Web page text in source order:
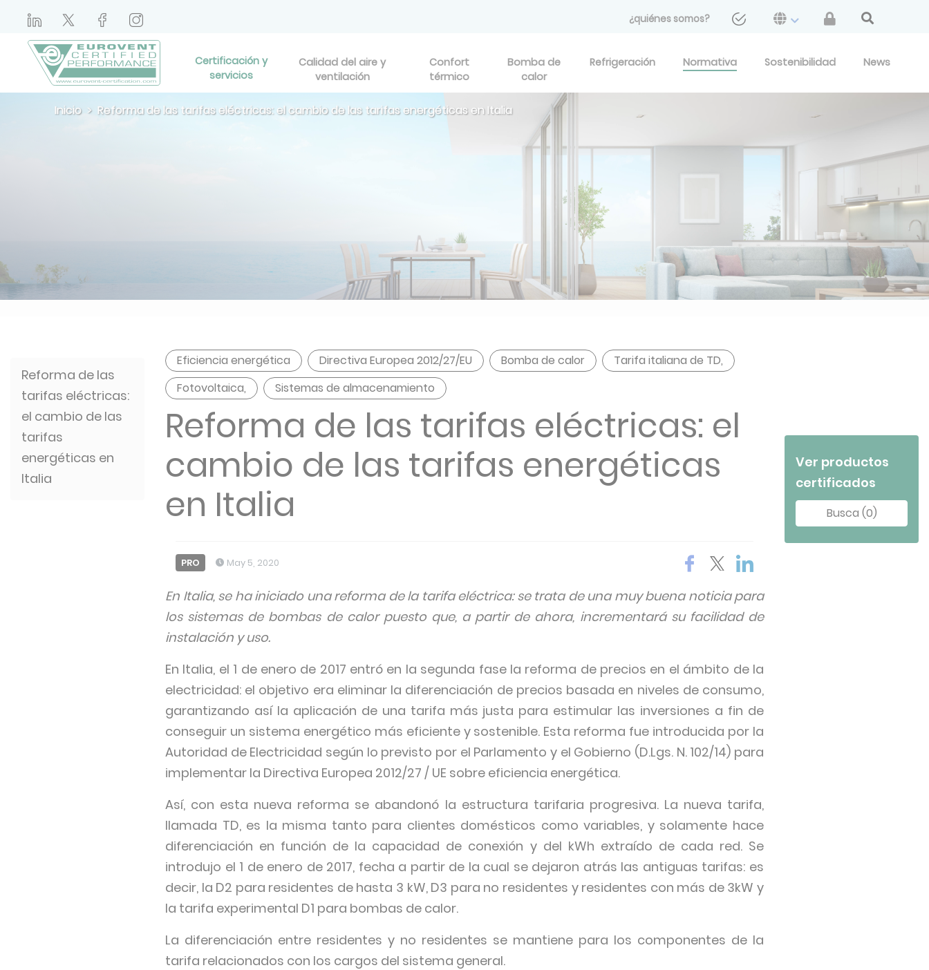
¿quiénes somos?
Certificación y
servicios
Calidad del aire y
ventilación
Confort
térmico
Bomba de
calor
Refrigeración Normativa Sostenibilidad News
Inicio Reforma de las tarifas eléctricas: el cambio de las tarifas energéticas en Italia
Reforma de las
tarifas eléctricas:
el cambio de las
tarifas
energéticas en
Italia
Eficiencia energética Directiva Europea 2012/27/EU Bomba de calor
Tarifa italiana de TD,
Fotovoltaica,
Sistemas de almacenamiento
Reforma de las tarifas eléctricas: el
cambio de las tarifas energéticas
en Italia
PRO May 5, 2020
En Italia, se ha iniciado una reforma de la tarifa eléctrica: se trata de una muy buena noticia para
los sistemas de bombas de calor puesto que, a partir de ahora, incrementará su facilidad de
instalación y uso.
En Italia, el 1 de enero de 2017 entró en la segunda fase la reforma de precios en el ámbito de la
electricidad: el objetivo era eliminar la diferenciación de precios basada en niveles de consumo,
garantizando así la aplicación de una tarifa más justa para estimular las inversiones a fin de
conseguir un sistema energético más eficiente y sostenible. Esta reforma fue introducida por la
Autoridad de Electricidad según lo previsto por el Parlamento y el Gobierno (D.Lgs. N. 102/14) para
implementar la Directiva Europea 2012/27 / UE sobre eficiencia energética.
Así, con esta nueva reforma se abandonó la estructura tarifaria progresiva. La nueva tarifa,
llamada TD, es la misma tanto para clientes domésticos como variables, y solamente hace
diferenciación en función de la capacidad de conexión y del kWh extraído de cada red. Se
introdujo el 1 de enero de 2017, fecha a partir de la cual se dejaron atrás las antiguas tarifas: es
decir, la D2 para residentes de hasta 3 kW, D3 para no residentes y residentes con más de 3kW y
la tarifa experimental D1 para bombas de calor.
La diferenciación entre residentes y no residentes se mantiene para los componentes de la
tarifa relacionados con los cargos del sistema general.
Ver productos
certificados
Busca (0)